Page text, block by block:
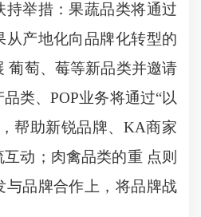
持举措：果蔬品类将通过
从产地化向品牌化转型的
葡萄、莓等新品类并邀请
类、POP业务将通过“以
帮助新锐品牌、KA商家
动；肉禽品类的重 点则
与品牌合作上，将品牌战